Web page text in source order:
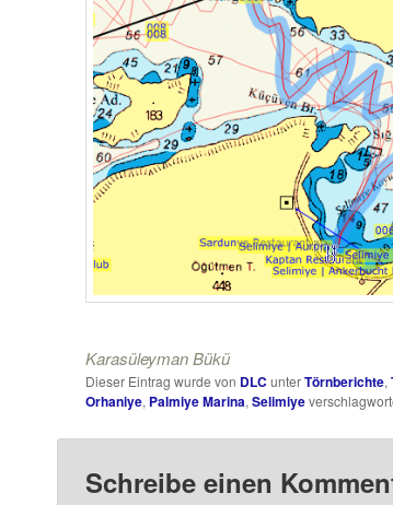
Karasüleyman Bükü
Dieser Eintrag wurde von DLC unterTörnberichte,
Orhaniye, Palmiye Marina, Selimiye
Schreibe einen